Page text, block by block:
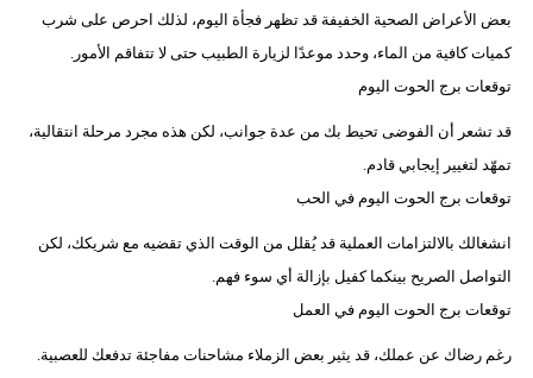
بعض الأعراض الصحية الخفيفة قد تظهر فجأة اليوم، لذلك احرص على شرب
كميات كافية من الماء، وحدد موعدًا لزيارة الطبيب حتى لا تتفاقم الأمور.
توقعات برج الحوت اليوم
قد تشعر أن الفوضى تحيط بك من عدة جوانب، لكن هذه مجرد مرحلة انتقالية،
تمهّد لتغيير إيجابي قادم.
توقعات برج الحوت اليوم في الحب
انشغالك بالالتزامات العملية قد يُقلل من الوقت الذي تقضيه مع شريكك، لكن
التواصل الصريح بينكما كفيل بإزالة أي سوء فهم.
توقعات برج الحوت اليوم في العمل
رغم رضاك عن عملك، قد يثير بعض الزملاء مشاحنات مفاجئة تدفعك للعصبية.